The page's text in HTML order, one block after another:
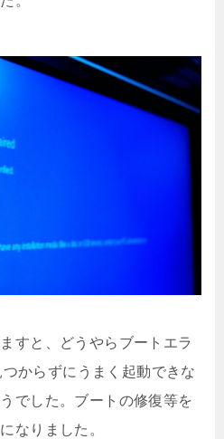
すと、どうやらブートエラ
からずにうまく起動できな
でした。ブートの修復等を
なりました。